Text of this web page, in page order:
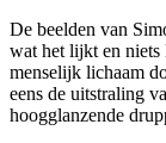
De beelden van
wat het lijkt en niets
menselijk lichaam
eens de uitstraling
hoogglanzende